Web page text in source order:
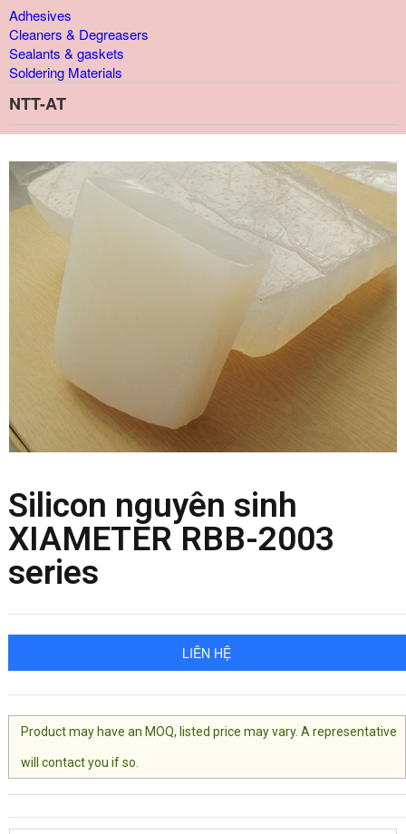
Adhesives
Cleaners & Degreasers
Sealants & gaskets
Soldering Materials
NTT-AT
Silicon nguyên sinh
XIAMETER RBB-2003
series
LIÊN HỆ
Product may have an MOQ, listed price may vary. A representative
will contact you if so.